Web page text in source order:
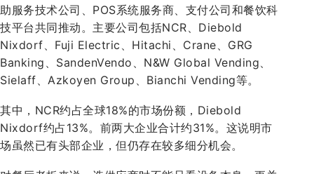
助服务技术公司、POS系统服务商、支付公司和餐饮科
技平台共同推动。主要公司包括NCR、Diebold
Nixdorf、Fuji Electric、Hitachi、Crane、GRG
Banking、SandenVendo、N&W Global Vending、
Sielaff、Azkoyen Group、Bianchi Vending等。
其中，NCR约占全球18%的市场份额，Diebold
Nixdorf约占13%。前两大企业合计约31%。这说明市
场虽然已有头部企业，但仍存在较多细分机会。